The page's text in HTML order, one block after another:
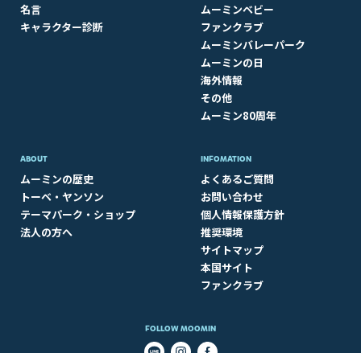
名言
キャラクター診断
ムーミンベビー
ファンクラブ
ムーミンバレーパーク
ムーミンの日
海外情報
その他
ムーミン80周年
ABOUT​
ムーミンの歴史
トーベ・ヤンソン
テーマパーク・ショップ
法人の方へ
INFOMATION
よくあるご質問
お問い合わせ
個人情報保護方針
推奨環境
サイトマップ
本国サイト
ファンクラブ
FOLLOW MOOMIN